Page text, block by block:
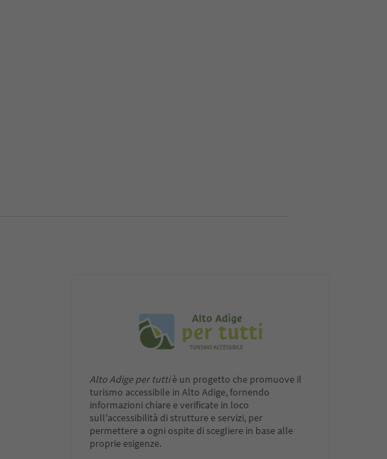
Alto Adige per tuttiè un progetto che promuove il
turismo accessibile in Alto Adige, fornendo
informazioni chiare e verificate in loco
sull'accessibilità di strutture e servizi, per
permettere a ogni ospite di scegliere in base alle
proprie esigenze.